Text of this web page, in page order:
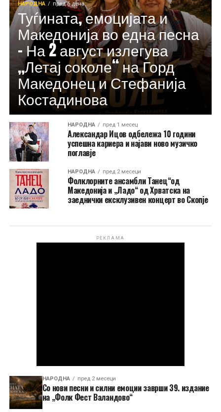
НАРОДНА пред 6 дена
Туѓината, емоцијата и
Македонија во една песна
– На 2 август излегува
„Летај соколе“ на Горд
Македонец и Стефанија
Костадинова
НАРОДНА пред 1 месец
Александар Ицов одбележа 10 години
успешна кариера и најави ново музичко
поглавје
НАРОДНА пред 2 месеци
Фолклорните ансамбли Танец“од
Македонија и „Ладо“ од Хрватска на
заеднички ексклузивен концерт во Скопје
РЕКЛАМА
НАРОДНА пред 2 месеци
Со нови песни и силни емоции заврши 39. издание
на „Фолк Фест Валандово“